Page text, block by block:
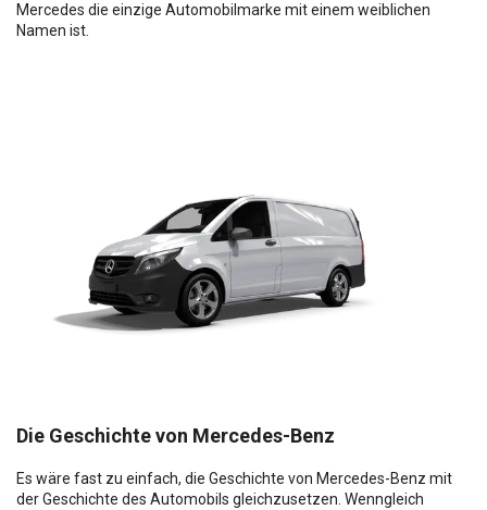
Mercedes die einzige Automobilmarke mit einem weiblichen
Namen ist.
Die Geschichte von Mercedes-Benz
Es wäre fast zu einfach, die Geschichte von Mercedes-Benz mit
der Geschichte des Automobils gleichzusetzen. Wenngleich